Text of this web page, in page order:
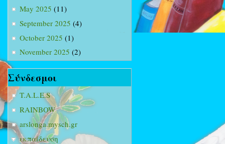
May 2025 (11)
September 2025 (4)
October 2025 (1)
November 2025 (2)
Σύνδεσμοι
T.A.L.E.S
RAINBOW
arslonga.mysch.gr
εκπαίδευση